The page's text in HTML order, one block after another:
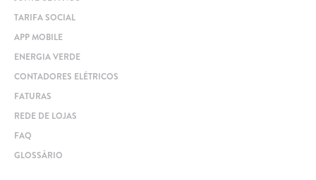
TARIFA SOCIAL
APP MOBILE
ENERGIA VERDE
CONTADORES ELÉTRICOS
FATURAS
REDE DE LOJAS
FAQ
GLOSSÁRIO